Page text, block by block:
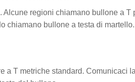
regioni chiamano bullone a T
chiamano bullone a testa di
a T metriche standard. Comunicaci